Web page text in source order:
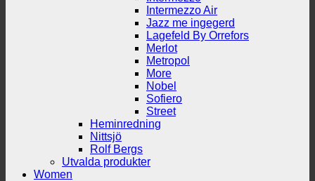
Intermezzo Air
Jazz me ingegerd
Lagefeld By Orrefors
Merlot
Metropol
More
Nobel
Sofiero
Street
Heminredning
Nittsjö
Rolf Bergs
Utvalda produkter
Women